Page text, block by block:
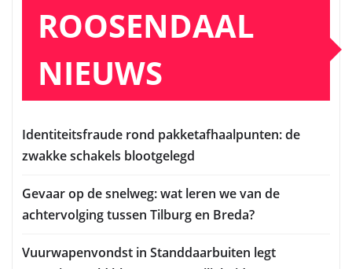
ROOSENDAAL
NIEUWS
Identiteitsfraude rond pakketafhaalpunten: de
zwakke schakels blootgelegd
Gevaar op de snelweg: wat leren we van de
achtervolging tussen Tilburg en Breda?
Vuurwapenvondst in Standdaarbuiten legt